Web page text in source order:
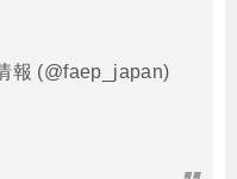
報 (@faep_japan)